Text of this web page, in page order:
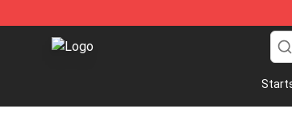
Kurtis Conner Store - Official Kurtis Conner